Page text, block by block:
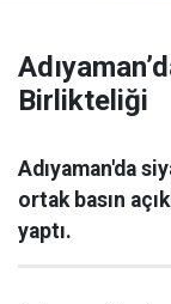
Birlikteliği
Adıyaman'da
ortak basın
yaptı.